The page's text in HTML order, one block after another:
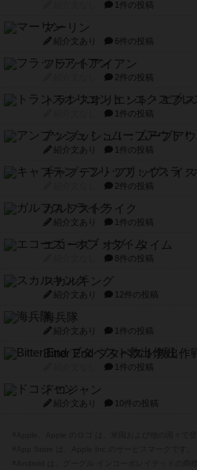
1件の投稿
マーリン
紹介文あり 6件の投稿
フラットアイアン
2件の投稿
トランスオリエント・エクス
1件の投稿
アンブッシュ！：ムーブアウ
紹介文あり 1件の投稿
キャプテン・フリップ：イ
2件の投稿
ガルフストライク
紹介文あり 1件の投稿
エコーズ・オブ・タイム
8件の投稿
スカルキング
紹介文あり 12件の投稿
海兵隊
紹介文あり 1件の投稿
Bitter End ブタペスト救出作
1件の投稿
ドコジャン
紹介文あり 10件の投稿